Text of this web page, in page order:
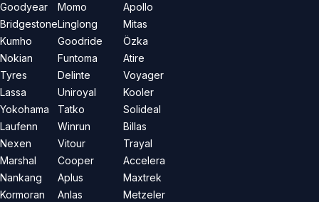
Goodyear
Bridgestone
Kumho
Nokian
Tyres
Lassa
Yokohama
Laufenn
Nexen
Marshal
Nankang
Kormoran
Momo
Linglong
Goodride
Funtoma
Delinte
Uniroyal
Tatko
Winrun
Vitour
Cooper
Aplus
Anlas
Apollo
Mitas
Özka
Atire
Voyager
Kooler
Solideal
Billas
Trayal
Accelera
Maxtrek
Metzeler